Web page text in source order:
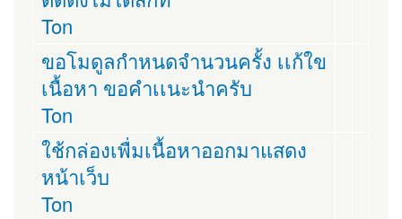
Ton
ขอโมดูลกำหนดจำนวนครั้ง เเก้ใข
เนื้อหา ขอคำเเนะนำครับ
Ton
ใช้กล่องเพื่มเนื้อหาออกมาแสดง
หน้าเว็บ
Ton